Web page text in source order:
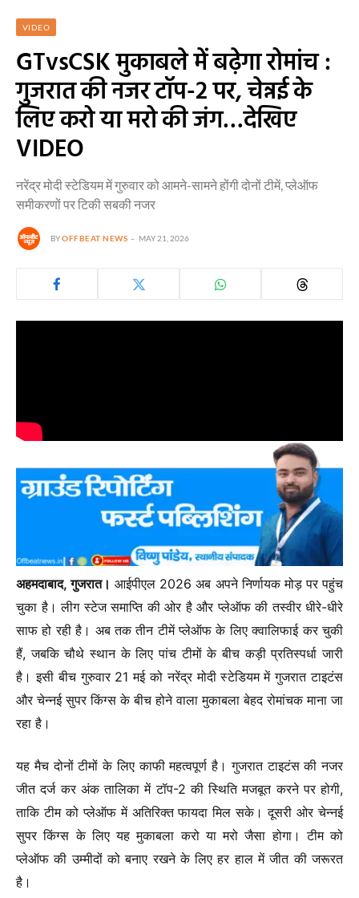
VIDEO
GTvsCSK मुकाबले में बढ़ेगा रोमांच :
गुजरात की नजर टॉप-2 पर, चेन्नई के
लिए करो या मरो की जंग…देखिए
VIDEO
नरेंद्र मोदी स्टेडियम में गुरुवार को आमने-सामने होंगी दोनों टीमें, प्लेऑफ
समीकरणों पर टिकी सबकी नजर
BYOFFBEAT NEWS MAY 21, 2026
अहमदाबाद, गुजरात। आईपीएल 2026 अब अपने निर्णायक मोड़ पर पहुंच
चुका है। लीग स्टेज समाप्ति की ओर है और प्लेऑफ की तस्वीर धीरे-धीरे
साफ हो रही है। अब तक तीन टीमें प्लेऑफ के लिए क्वालिफाई कर चुकी
हैं, जबकि चौथे स्थान के लिए पांच टीमों के बीच कड़ी प्रतिस्पर्धा जारी
है। इसी बीच गुरुवार 21 मई को नरेंद्र मोदी स्टेडियम में गुजरात टाइटंस
और चेन्नई सुपर किंग्स के बीच होने वाला मुकाबला बेहद रोमांचक माना जा
रहा है।
यह मैच दोनों टीमों के लिए काफी महत्वपूर्ण है। गुजरात टाइटंस की नजर
जीत दर्ज कर अंक तालिका में टॉप-2 की स्थिति मजबूत करने पर होगी,
ताकि टीम को प्लेऑफ में अतिरिक्त फायदा मिल सके। दूसरी ओर चेन्नई
सुपर किंग्स के लिए यह मुकाबला करो या मरो जैसा होगा। टीम को
प्लेऑफ की उम्मीदों को बनाए रखने के लिए हर हाल में जीत की जरूरत
है।